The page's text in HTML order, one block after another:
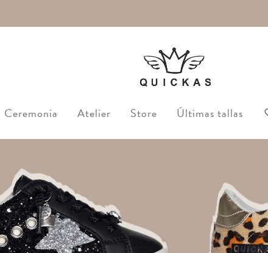
Ceremonia Atelier Store Últimas tallas